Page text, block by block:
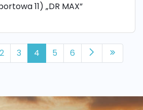
11) „DR MAX”
2 3 4 5 6